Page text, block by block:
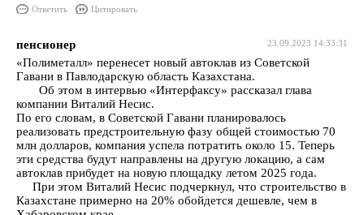
Ответить Цитировать
23.09.2023 14:33:31
пенсионер
«Полиметалл» перенесет новый автоклав из Советской
Гавани в Павлодарскую область Казахстана.
Об этом в интервью «Интерфаксу» рассказал глава
компании Виталий Несис.
По его словам, в Советской Гавани планировалось
реализовать предстроительную фазу общей стоимостью 70
млн долларов, компания успела потратить около 15. Теперь
эти средства будут направлены на другую локацию, а сам
автоклав прибудет на новую площадку летом 2025 года.
При этом Виталий Несис подчеркнул, что строительство в
Казахстане примерно на 20% обойдется дешевле, чем в